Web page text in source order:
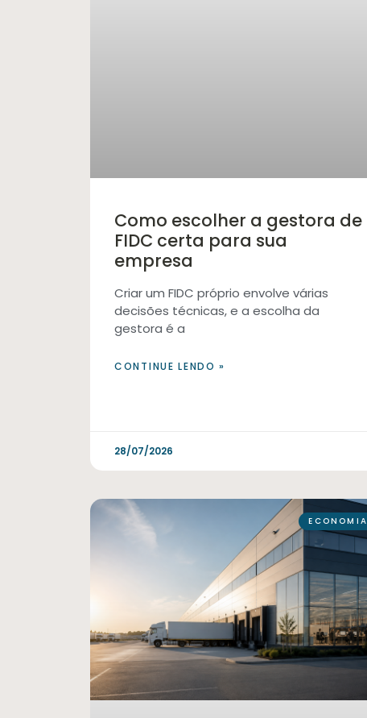
Como escolher a gestora de
FIDC certa para sua
empresa
Criar um FIDC próprio envolve várias
decisões técnicas, e a escolha da
gestora é a
CONTINUE LENDO »
28/07/2026
ECONOMIA